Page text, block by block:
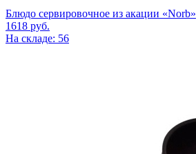
Блюдо сервировочное из акации «Norb»
1618 руб.
На складе: 56